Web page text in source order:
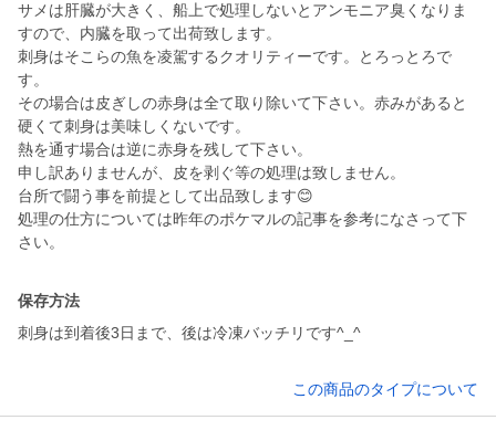
サメは肝臓が大きく、船上で処理しないとアンモニア臭くなりま
すので、内臓を取って出荷致します。
刺身はそこらの魚を凌駕するクオリティーです。とろっとろで
す。
その場合は皮ぎしの赤身は全て取り除いて下さい。赤みがあると
硬くて刺身は美味しくないです。
熱を通す場合は逆に赤身を残して下さい。
申し訳ありませんが、皮を剥ぐ等の処理は致しません。
台所で闘う事を前提として出品致します😊
処理の仕方については昨年のポケマルの記事を参考になさって下
さい。
保存方法
刺身は到着後3日まで、後は冷凍バッチリです^_^
この商品のタイプについて